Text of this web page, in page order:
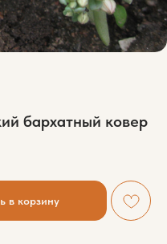
бархатный ковер
в корзину